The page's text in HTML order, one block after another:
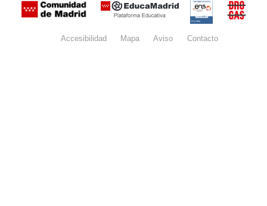
conformidad
con el
Nacional de
Seguridad
del
Accesibilidad Mapa Aviso legalContacto